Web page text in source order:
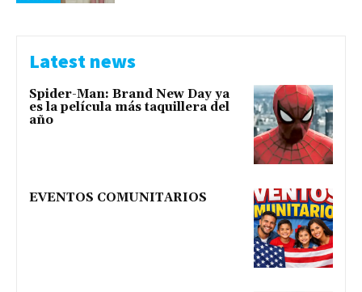
Latest news
Spider-Man: Brand New Day ya
es la película más taquillera del
año
EVENTOS COMUNITARIOS